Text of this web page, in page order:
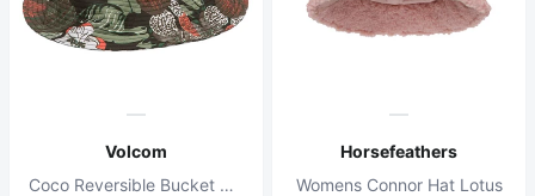
Volcom
Coco Reversible Bucket Hat Light Army
Horsefeathers
Womens Connor Hat Lotus